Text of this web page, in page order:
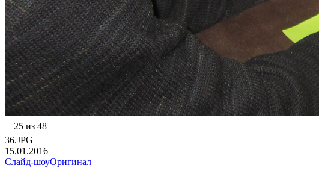
25 из 48
36.JPG
15.01.2016
Слайд-шоуОригинал